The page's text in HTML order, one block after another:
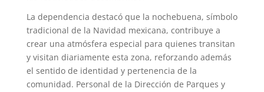
La dependencia destacó que la nochebuena, símbolo
tradicional de la Navidad mexicana, contribuye a
crear una atmósfera especial para quienes transitan
y visitan diariamente esta zona, reforzando además
el sentido de identidad y pertenencia de la
comunidad. Personal de la Dirección de Parques y